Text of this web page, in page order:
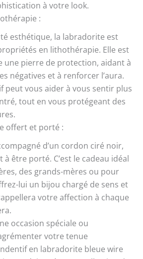
à votre look.
:
esthétique, la labradorite est
en lithothérapie. Elle est
une pierre de protection, aidant à
négatives et à renforcer l’aura.
peut vous aider à vous sentir plus
tout en vous protégeant des
offert et porté :
d’un cordon ciré noir,
être porté. C’est le cadeau idéal
des grands-mères ou pour
lui un bijou chargé de sens et
votre affection à chaque
occasion spéciale ou
votre tenue
en labradorite bleue wire